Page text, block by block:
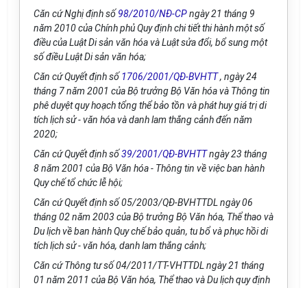
Căn cứ Nghị định số 98/2010/NĐ-CPngày 21 tháng 9
năm 2010 của Chính phủ Quy định chi tiết thi hành một số
điều của Luật Di sản văn hóa và Luật sửa đổi, bổ sung một
số điều Luật Di sản văn hóa;
Căn cứ Quyết định số 1706/2001/QĐ-BVHTT, ngày 24
tháng 7 năm 2001 của Bộ trưởng Bộ Văn hóa và Thông tin
phê duyệt quy hoạch tổng thể bảo tồn và phát huy giá trị di
tích lịch sử - văn hóa và danh lam thắng cảnh đến năm
2020;
Căn cứ Quyết định số39/2001/QĐ-BVHTTngày 23 tháng
8 năm 2001 của Bộ Văn hóa - Thông tin về việc ban hành
Quy chế tổ chức lễ hội;
Căn cứ Quyết định số 05/2003/QĐ-BVHTTDL ngày 06
tháng 02 năm 2003 của Bộ trưởng Bộ Văn hóa, Thể thao và
Du lịch về ban hành Quy chế bảo quản, tu bổ và phục hồi di
tích lịch sử - văn hóa, danh lam thắng cảnh;
Căn cứ Thông tư số 04/2011/TT-VHTTDL ngày 21 tháng
01 năm 2011 của Bộ Văn hóa, Thể thao và Du lịch quy định